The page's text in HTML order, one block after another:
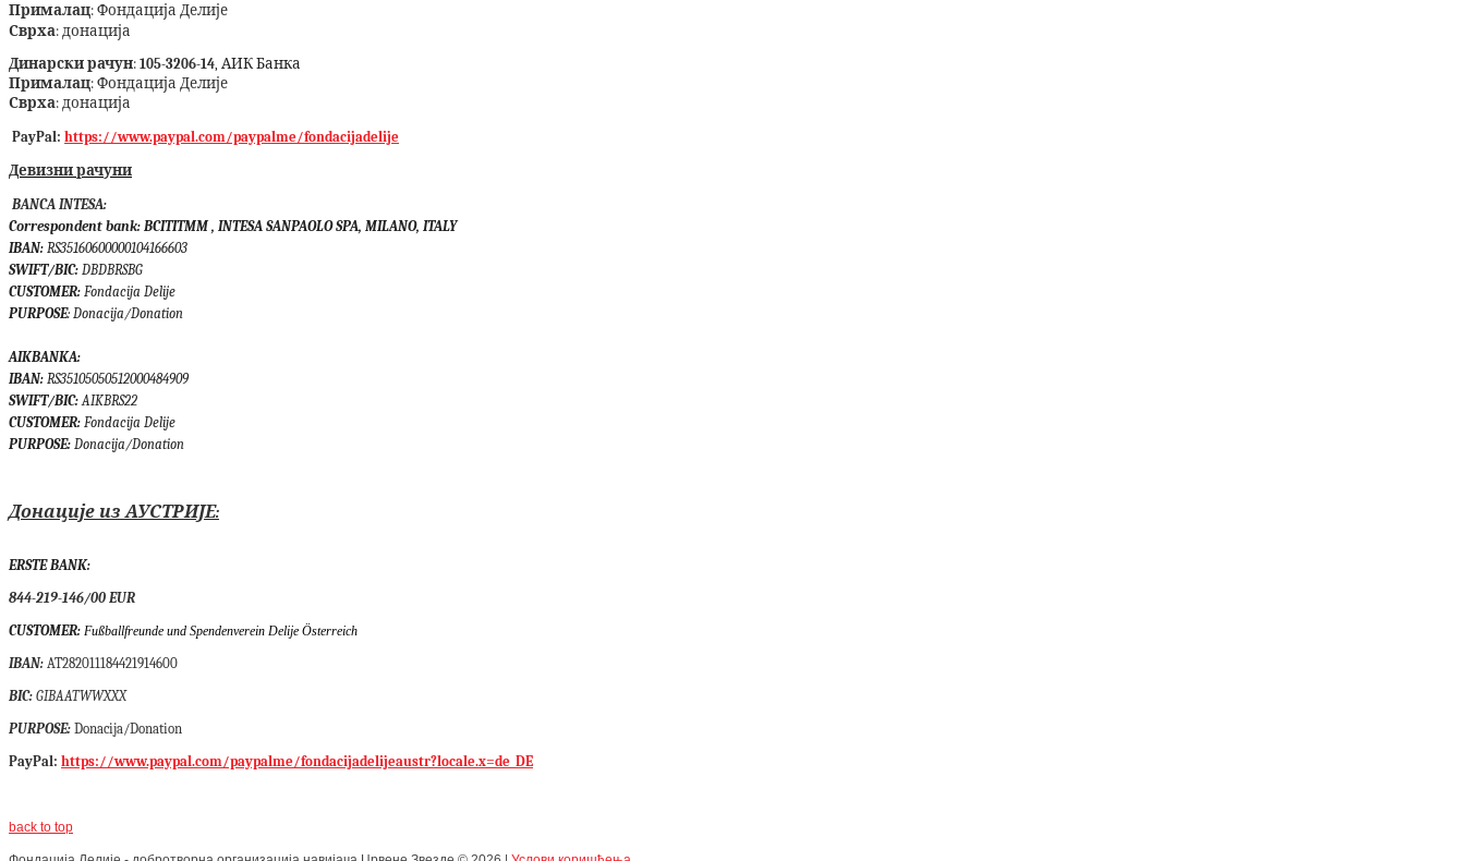
Прималац: Фондација Делије
Сврха: донација
Динарски рачун: 105-3206-14 , АИК Банка
Прималац: Фондација Делије
Сврха: донација
PayPal: https://www.paypal.com/paypalme/fondacijadelije
Девизни рачуни
BANCA INTESA:
Correspondent bank: BCITITMM , INTESA SANPAOLO SPA, MILANO, ITALY
IBAN: RS35160600000104166603
SWIFT/BIC: DBDBRSBG
CUSTOMER: Fondacija Delije
PURPOSE: Donacija/Donation
AIKBANKA:
IBAN: RS35105050512000484909
SWIFT/BIC: AIKBRS22
CUSTOMER: Fondacija Delije
PURPOSE: Donacija/Donation
Донације из АУСТРИЈЕ:
ERSTE BANK:
844-219-146/00 EUR
CUSTOMER: Fußballfreunde und Spendenverein Delije Österreich
IBAN: AT282011184421914600
BIC: GIBAATWWXXX
PURPOSE: Donacija/Donation
PayPal: https://www.paypal.com/paypalme/fondacijadelijeaustr?locale.x=de_DE
back to top